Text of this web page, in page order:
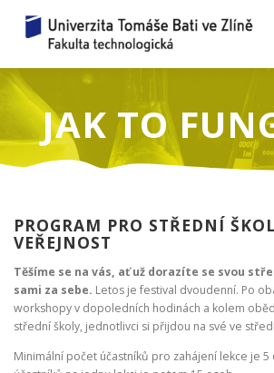
ZAŽIJ VĚDU WORKSHOPY 2026
JAK TO FUNGUJE? ZEPTEJ SE
REZERVACE
JAK TO
PROGRAM PRO STŘEDNÍ
VEŘEJNOST
Těšíme se na vás, ať už dorazíte se svou
sami za sebe. Letos je festival dvoudenní. Po
workshopy v dopoledních hodinách a kolem
střední školy, jednotlivci si přijdou na své ve
Minimální počet účastníků pro zahájení lekce je